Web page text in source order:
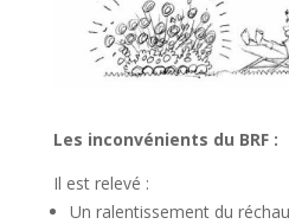
Les inconvénients du BRF :
Il est relevé :
Un ralentissement du